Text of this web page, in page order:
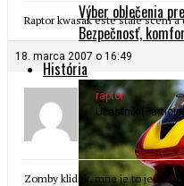
Výber oblečenia
Bezpečnosť,
História
Raptor kwasak este stale scem
18. marca 2007 o 16:49
raptor
Účastník
Zomby klidek, mne je to jedno